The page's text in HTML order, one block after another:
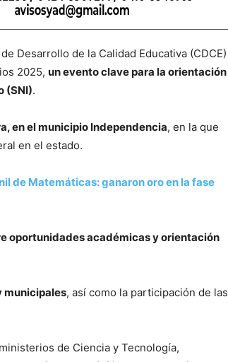
Desarrollo de la Calidad Educativa (CDCE)
2025, un evento clave para la orientación
(SNI).
en el municipio Independencia, en la que
en el estado.
de Matemáticas: ganaron oro en la fase
oportunidades académicas y orientación
municipales, así como la participación de las
de Ciencia y Tecnología,